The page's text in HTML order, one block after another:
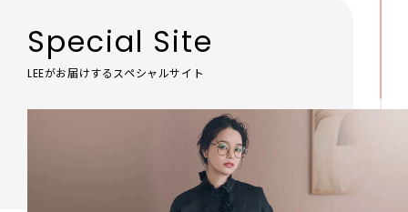
Special Site
LEEがお届けするスペシャルサイト